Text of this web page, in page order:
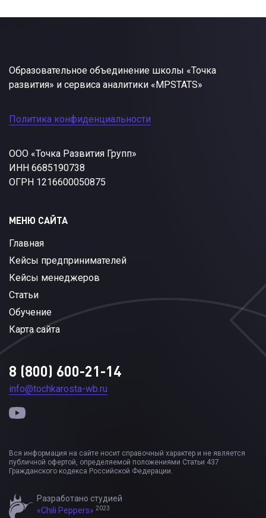
Образовательное объединение школы «Точка
развития» и сервиса аналитики «MPSTATS»
Политика конфиденциальности
ООО «Точка Развития Групп»
ИНН 6685190738
ОГРН 1216600050875
МЕНЮ САЙТА
Главная
Кейсы предпринимателей
Кейсы менеджеров
Статьи
Обучение
Карта сайта
8 (800) 600-21-14
info@tochkarosta-wb.ru
Вся информация на сайте носит справочный характер и не является
публичной офертой, определяемой положениями Статьи 437
Гражданского кодекса Российской Федерации.
Разработано студией
«Chili Peppers» 2023